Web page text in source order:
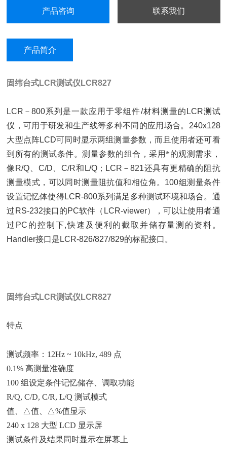
产品咨询 联系我们
产品简介
固纬台式LCR测试仪 LCR827
LCR －800系列是一款应用于零组件/材料测量的 LCR测试
仪，可用于研发和生产线等多种不同的应用场合。 240x128
大型点阵LCD可同时显示两组测量参数，而且使用者还可看
到所有的测试条件。测量参数的组合，采用*的观测需求，
像 R/Q C/D 、C/R和 L/Q； LCR － 821还具有更精确的阻抗
测量模式，可以同时测量阻抗值和相位角。 100组测量条件
设置记忆体使得LCR-800系列满足多种测试环境和场合。通
过 RS-232接口的PC软件 （LCR-viewer）
，可以让使用者通
过 PC 的控制下,快速及便利的截取并储存量测的资料。
Handler接口是 LCR-826/827/829的标配接口。
固纬台式LCR测试仪 LCR827
特点
测试频率：12Hz ~ 10kHz, 489 点
0.1% 高测量准确度
100 组设定条件记忆储存、调取功能
R/Q, C/D, C/R, L/Q 测试模式
值、△值、△%值显示
240 x 128 大型 LCD 显示屏
测试条件及结果同时显示在屏幕上